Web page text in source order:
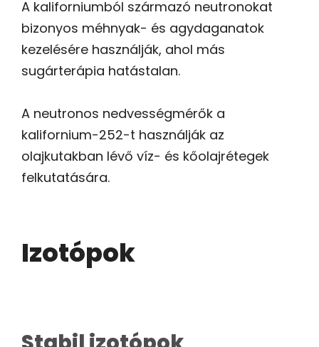
A kaliforniumból származó neutronokat
bizonyos méhnyak- és agydaganatok
kezelésére használják, ahol más
sugárterápia hatástalan.
A neutronos nedvességmérők a
kalifornium-252-t használják az
olajkutakban lévő víz- és kőolajrétegek
felkutatására.
Izotópok